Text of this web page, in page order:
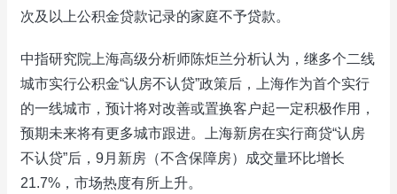
次及以上公积金贷款记录的家庭不予贷款。
中指研究院上海高级分析师陈炬兰分析认为，继多个二线
城市实行公积金“认房不认贷”政策后，上海作为首个实行
的一线城市，预计将对改善或置换客户起一定积极作用，
预期未来将有更多城市跟进。上海新房在实行商贷“认房
不认贷”后，9月新房（不含保障房）成交量环比增长
21.7%，市场热度有所上升。